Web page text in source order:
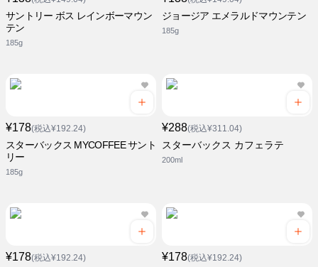
サントリー ボス レインボーマウン
テン
185g
ジョージア エメラルドマウンテン
185g
¥178(税込¥192.24)
スターバックス MYCOFFEE サント
リー
185g
¥288(税込¥311.04)
スターバックス カフェラテ
200ml
¥178(税込¥192.24) ¥178(税込¥192.24)